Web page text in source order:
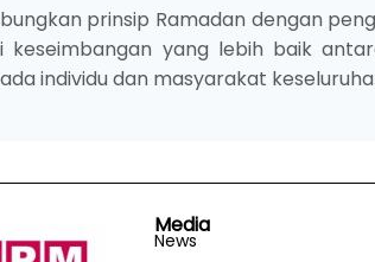
prinsip Ramadan dengan
keseimbangan yang lebih baik
individu dan masyarakat
Media
News